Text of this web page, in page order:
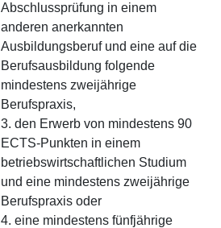
Abschlussprüfung in einem
anderen anerkannten
Ausbildungsberuf und eine auf die
Berufsausbildung folgende
mindestens zweijährige
Berufspraxis,
3. den Erwerb von mindestens 90
ECTS-Punkten in einem
betriebswirtschaftlichen Studium
und eine mindestens zweijährige
Berufspraxis oder
4. eine mindestens fünfjährige